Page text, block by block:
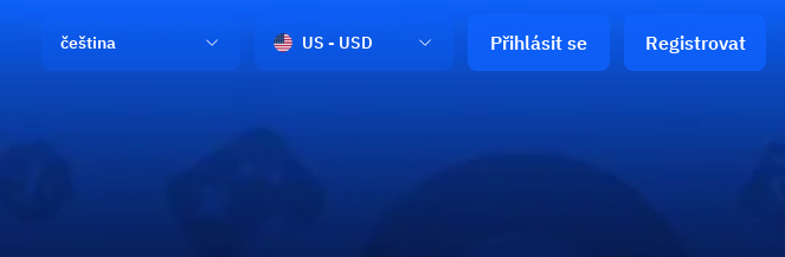
čeština US - USD Přihlásit se Registrovat